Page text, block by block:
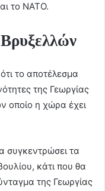
το ΝΑΤΟ.
το αποτέλεσμα
της Γεωργίας
οποίο η χώρα έχει
συγκεντρώσει τα
κάτι που θα
της Γεωργίας